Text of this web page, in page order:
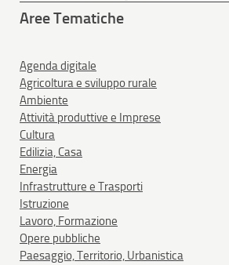
Aree Tematiche
Agenda digitale
Agricoltura e sviluppo rurale
Ambiente
Attività produttive e Imprese
Cultura
Edilizia, Casa
Energia
Infrastrutture e Trasporti
Istruzione
Lavoro, Formazione
Opere pubbliche
Paesaggio, Territorio, Urbanistica